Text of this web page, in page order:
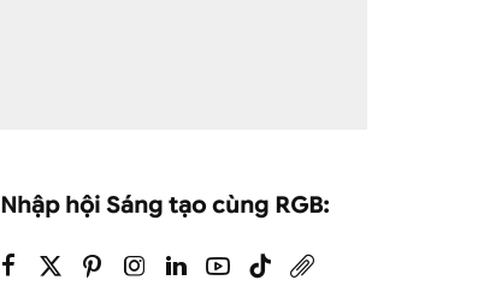
Nhập hội Sáng tạo cùng RGB: